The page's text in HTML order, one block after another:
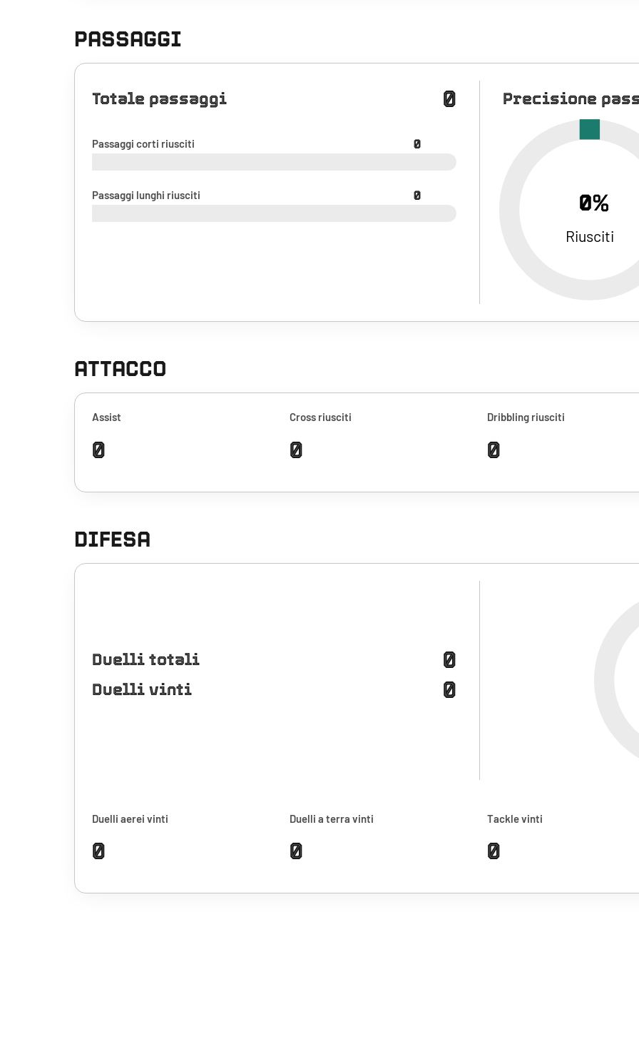
PASSAGGI
Totale passaggi 0
Passaggi corti riusciti 0
Passaggi lunghi riusciti 0
Precisione
0%
Riusciti
ATTACCO
Assist
0
Cross riusciti
0
Dribbling riusciti
0
DIFESA
Duelli totali 0
Duelli vinti 0
Duelli aerei vinti
0
Duelli a terra vinti
0
Tackle vinti
0